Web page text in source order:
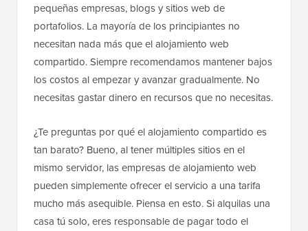
pequeñas empresas, blogs y sitios web de
portafolios. La mayoría de los principiantes no
necesitan nada más que el alojamiento web
compartido. Siempre recomendamos mantener bajos
los costos al empezar y avanzar gradualmente. No
necesitas gastar dinero en recursos que no necesitas.
¿Te preguntas por qué el alojamiento compartido es
tan barato? Bueno, al tener múltiples sitios en el
mismo servidor, las empresas de alojamiento web
pueden simplemente ofrecer el servicio a una tarifa
mucho más asequible. Piensa en esto. Si alquilas una
casa tú solo, eres responsable de pagar todo el